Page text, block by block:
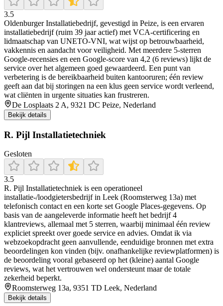
3.5
Oldenburger Installatiebedrijf, gevestigd in Peize, is een ervaren
installatiebedrijf (ruim 39 jaar actief) met VCA-certificering en
lidmaatschap van UNETO‑VNI, wat wijst op betrouwbaarheid,
vakkennis en aandacht voor veiligheid. Met meerdere 5‑sterren
Google‑recensies en een Google‑score van 4,2 (6 reviews) lijkt de
service over het algemeen goed gewaardeerd. Een punt van
verbetering is de bereikbaarheid buiten kantooruren; één review
geeft aan dat bij storingen na een klus geen service wordt verleend,
wat cliënten in urgente situaties kan frustreren.
De Losplaats 2 A, 9321 DC Peize, Nederland
Bekijk details
R. Pijl Installatietechniek
Gesloten
3.5
R. Pijl Installatietechniek is een operationeel
installatie-/loodgietersbedrijf in Leek (Roomsterweg 13a) met
telefonisch contact en een korte set Google Places-gegevens. Op
basis van de aangeleverde informatie heeft het bedrijf 4
klantreviews, allemaal met 5 sterren, waarbij minimaal één review
expliciet spreekt over goede service en advies. Omdat ik via
webzoekopdracht geen aanvullende, eenduidige bronnen met extra
beoordelingen kon vinden (bijv. onafhankelijke reviewplatformen) is
de beoordeling vooral gebaseerd op het (kleine) aantal Google
reviews, wat het vertrouwen wel ondersteunt maar de totale
zekerheid beperkt.
Roomsterweg 13a, 9351 TD Leek, Nederland
Bekijk details